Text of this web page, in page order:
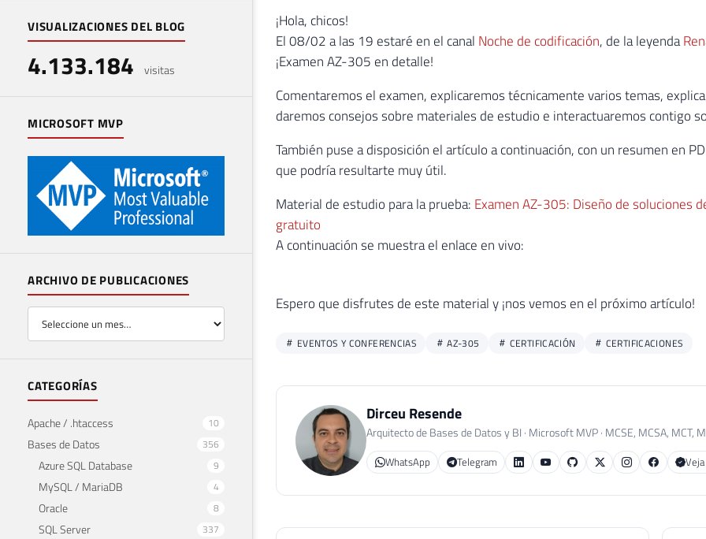
VISUALIZACIONES DEL BLOG
4.133.184 visitas
MICROSOFT MVP
ARCHIVO DE PUBLICACIONES
CATEGORÍAS
Apache / .htaccess 10
Bases de Datos 356
Azure SQL Database 9
MySQL / MariaDB 4
Oracle 8
SQL Server 337
¡Hola, chicos!
El 08/02 a las 19 estaré en el canal Noche de codificación, de la leyenda
¡Examen AZ-305 en detalle!
Comentaremos el examen, explicaremos técnicamente varios temas,
daremos consejos sobre materiales de estudio e interactuaremos contigo
También puse a disposición el artículo a continuación, con un resumen en
que podría resultarte muy útil.
Material de estudio para la prueba: Examen AZ-305: Diseño de soluciones
gratuito
A continuación se muestra el enlace en vivo:
Espero que disfrutes de este material y ¡nos vemos en el próximo artículo!
EVENTOS Y CONFERENCIAS AZ-305 CERTIFICACIÓN CERTIFICACIONES
Dirceu Resende
Arquitecto de Bases de Datos y BI · Microsoft MVP · MCSE, MCSA, MCT,
WhatsApp Telegram